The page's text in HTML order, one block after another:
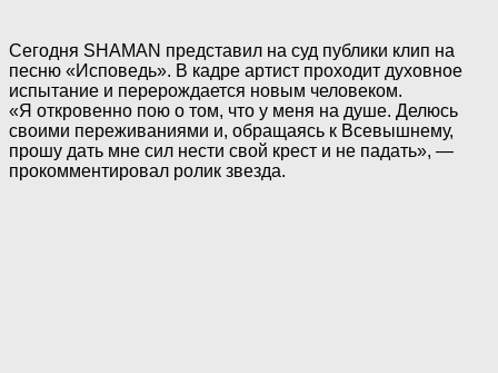
Сегодня SHAMAN представил на суд публики клип на
песню «Исповедь». В кадре артист проходит духовное
испытание и перерождается новым человеком.
«Я откровенно пою о том, что у меня на душе. Делюсь
своими переживаниями и, обращаясь к Всевышнему,
прошу дать мне сил нести свой крест и не падать», —
прокомментировал ролик звезда.